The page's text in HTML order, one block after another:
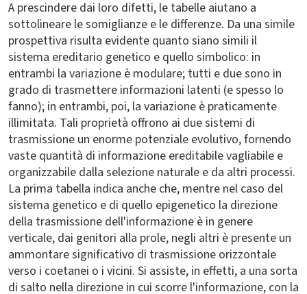
A prescindere dai loro difetti, le tabelle aiutano a
sottolineare le somiglianze e le differenze. Da una simile
prospettiva risulta evidente quanto siano simili il
sistema ereditario genetico e quello simbolico: in
entrambi la variazione è modulare; tutti e due sono in
grado di trasmettere informazioni latenti (e spesso lo
fanno); in entrambi, poi, la variazione è praticamente
illimitata. Tali proprietà offrono ai due sistemi di
trasmissione un enorme potenziale evolutivo, fornendo
vaste quantità di informazione ereditabile vagliabile e
organizzabile dalla selezione naturale e da altri processi.
La prima tabella indica anche che, mentre nel caso del
sistema genetico e di quello epigenetico la direzione
della trasmissione dell'informazione è in genere
verticale, dai genitori alla prole, negli altri è presente un
ammontare significativo di trasmissione orizzontale
verso i coetanei o i vicini. Si assiste, in effetti, a una sorta
di salto nella direzione in cui scorre l'informazione, con la